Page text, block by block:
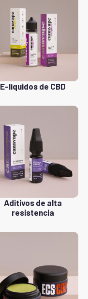
E-líquidos de CBD
Aditivos de alta
resistencia